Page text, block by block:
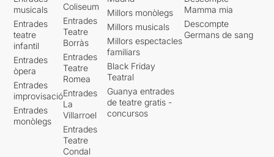
musicals
Entrades
teatre
infantil
Entrades
òpera
Entrades
improvisació
Entrades
monòlegs
Coliseum
Entrades
Teatre
Borràs
Entrades
Teatre
Romea
Entrades
La
Villarroel
Entrades
Teatre
Condal
Millors monòlegs
Millors musicals
Millors espectacles
familiars
Black Friday
Teatral
Guanya entrades
de teatre gratis -
concursos
Mamma mia
Descompte
Germans de sang